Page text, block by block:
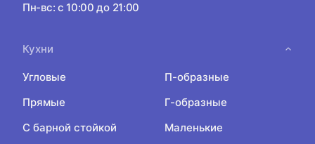
Пн-вс: с 10:00 до 21:00
Кухни
Угловые
П-образные
Прямые
Г-образные
С барной стойкой
Маленькие